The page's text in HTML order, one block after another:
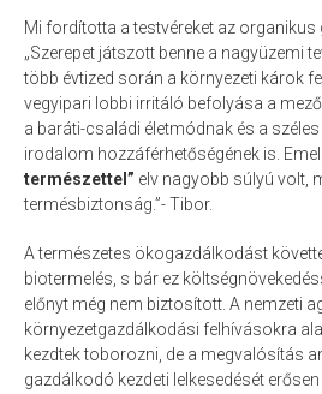
Mi fordította a testvéreket az organikus
„Szerepet játszott benne a nagyüzemi
több évtized során a környezeti károk
vegyipari lobbi irritáló befolyása a
a baráti-családi életmódnak és a
irodalom hozzáférhetőségének is.
természettel” elv nagyobb súlyú volt,
termésbiztonság.”- Tibor.
A természetes ökogazdálkodást
biotermelés, s bár ez
előnyt még nem biztosított. A nemzeti
környezetgazdálkodási felhívásokra
kezdtek toborozni, de a megvalósítás
gazdálkodó kezdeti lelkesedését